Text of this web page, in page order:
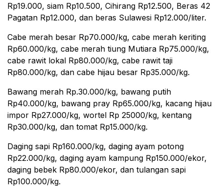
Rp19.000, siam Rp10.500, Cihirang Rp12.500, Beras 42
Pagatan Rp12.000, dan beras Sulawesi Rp12.000/liter.
Cabe merah besar Rp70.000/kg, cabe merah keriting
Rp60.000/kg, cabe merah tiung Mutiara Rp75.000/kg,
cabe rawit lokal Rp80.000/kg, cabe rawit taji
Rp80.000/kg, dan cabe hijau besar Rp35.000/kg.
Bawang merah Rp.30.000/kg, bawang putih
Rp40.000/kg, bawang pray Rp65.000/kg, kacang hijau
impor Rp27.000/kg, wortel Rp 25000/kg, kentang
Rp30.000/kg, dan tomat Rp15.000/kg.
Daging sapi Rp160.000/kg, daging ayam potong
Rp22.000/kg, daging ayam kampung Rp150.000/ekor,
daging bebek Rp80.000/ekor, dan tulangan sapi
Rp100.000/kg.